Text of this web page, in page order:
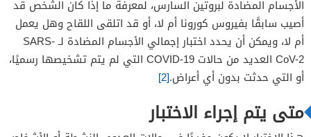
الأجسام المضادة لبروتين السارس، لمعرفة ما إذا كان الشخص قد
أصيب سابقًا بفيروس كورونا أم لا، أو قد اتلقى اللقاح وهل يعمل
أم لا، ويمكن أن يحدد اختبار إجمالي الأجسام المضادة لـ SARS-
CoV-2 العديد من حالات COVID-19 التي لم يتم تشخيصها رسميًا،
أو التي حدثت بدون أي أعراض.[2]
متى يتم إجراء الاختبار